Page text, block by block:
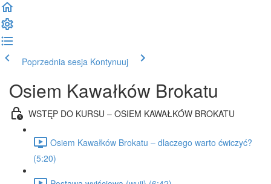
Poprzednia sesja Kontynuuj
Osiem Kawałków Brokatu
WSTĘP DO KURSU – OSIEM KAWAŁKÓW BROKATU
Osiem Kawałków Brokatu – dlaczego warto ćwiczyć?
(5:20)